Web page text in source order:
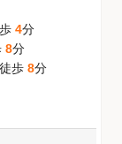
4分
8分
歩 8分